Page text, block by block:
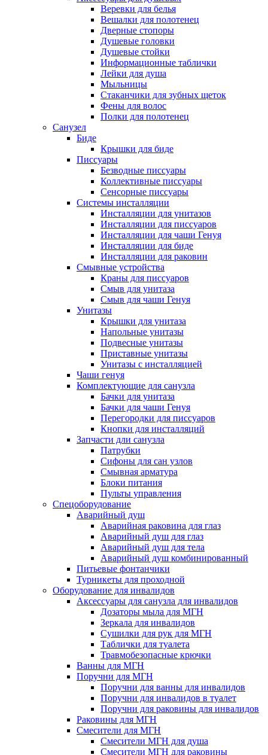
Веревки для белья
Вешалки для полотенец
Дверные стопоры
Душевые головки
Душевые стойки
Информационные таблички
Лейки для душа
Мыльницы
Стаканчики для зубных щеток
Фены для волос
Полки для полотенец
Санузел
Биде
Крышки для биде
Писсуары
Безводные писсуары
Коллективные писсуары
Сенсорные писсуары
Системы инсталляции
Инсталляции для унитазов
Инсталляции для писсуаров
Инсталляции для чаши Генуя
Инсталляции для биде
Инсталляции для раковин
Смывные устройства
Краны для писсуаров
Смыв для унитаза
Смыв для чаши Генуя
Унитазы
Крышки для унитаза
Напольные унитазы
Подвесные унитазы
Приставные унитазы
Унитазы с инсталляцией
Чаши генуя
Комплектующие для санузла
Бачки для унитаза
Бачки для чаши Генуя
Перегородки для писсуаров
Кнопки для инсталляций
Запчасти дли санузла
Патрубки
Сифоны для сан узлов
Смывная арматура
Блоки питания
Пульты управления
Спецоборудование
Аварийный душ
Аварийная раковина для глаз
Аварийный душ для глаз
Аварийный душ для тела
Аварийный душ комбинированный
Питьевые фонтанчики
Турникеты для проходной
Оборудование для инвалидов
Аксессуары для санузла для инвалидов
Дозаторы мыла для МГН
Зеркала для инвалидов
Сушилки для рук для МГН
Таблички для туалета
Травмобезопасные крючки
Ванны для МГН
Поручни для МГН
Поручни для ванны для инвалидов
Поручни для инвалидов в туалет
Поручни для раковины для инвалидов
Раковины для МГН
Смесители для МГН
Смесители МГН для душа
Смесители МГН для раковины